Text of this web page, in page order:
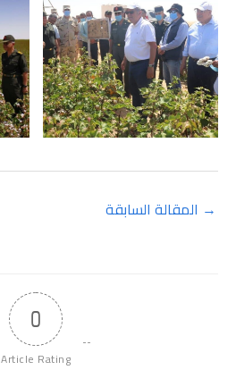
→ المقالة السابقة
0
Article Rating